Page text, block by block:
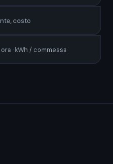
costo
· kWh / commessa